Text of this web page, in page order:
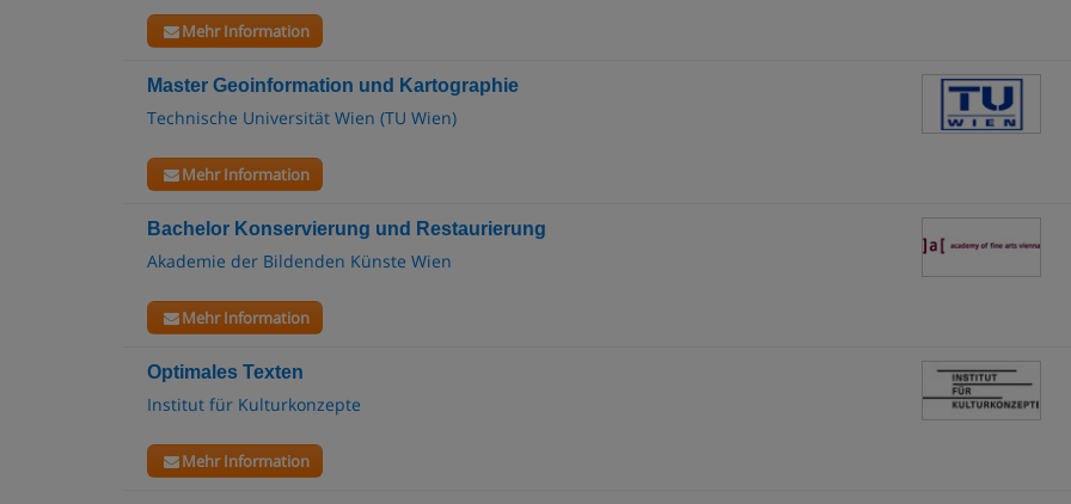
Mehr Information
Master Geoinformation und Kartographie
Technische Universität Wien (TU Wien)
Mehr Information
Bachelor Konservierung und Restaurierung
Akademie der Bildenden Künste Wien
Mehr Information
Optimales Texten
Institut für Kulturkonzepte
Mehr Information